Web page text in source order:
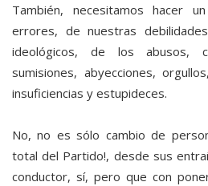
También, necesitamos hacer
errores, de nuestras
ideológicos, de los abusos,
sumisiones, abyecciones,
insuficiencias y estupideces.
No, no es sólo cambio de
total del Partido!, desde sus
conductor, sí, pero que con